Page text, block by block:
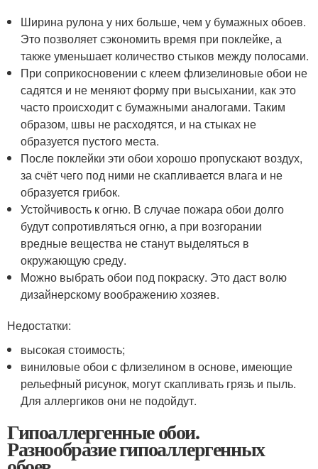
Ширина рулона у них больше, чем у бумажных обоев.
Это позволяет сэкономить время при поклейке, а
также уменьшает количество стыков между полосами.
При соприкосновении с клеем флизелиновые обои не
садятся и не меняют форму при высыхании, как это
часто происходит с бумажными аналогами. Таким
образом, швы не расходятся, и на стыках не
образуется пустого места.
После поклейки эти обои хорошо пропускают воздух,
за счёт чего под ними не скапливается влага и не
образуется грибок.
Устойчивость к огню. В случае пожара обои долго
будут сопротивляться огню, а при возгорании
вредные вещества не станут выделяться в
окружающую среду.
Можно выбрать обои под покраску. Это даст волю
дизайнерскому воображению хозяев.
Недостатки:
высокая стоимость;
виниловые обои с флизелином в основе, имеющие
рельефный рисунок, могут скапливать грязь и пыль.
Для аллергиков они не подойдут.
Гипоаллергенные обои.
Разнообразие гипоаллергенных